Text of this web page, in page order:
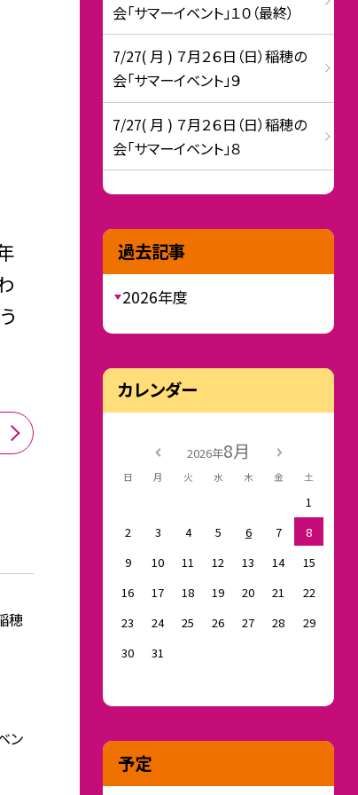
穂
ン
会「サマーイベント」１０（最終）
7/27( 月 ) ７月２６日（日）稲穂の
会「サマーイベント」９
7/27( 月 ) ７月２６日（日）稲穂の
会「サマーイベント」８
過去記事
2026年度
カレンダー
2026年8月
日 月 火 水 木 金 土
1
2
3 4 5 6 7
8
9
10 11 12 13 14
15
16
17 18 19 20 21
22
23
24 25 26 27 28
29
30
31
予定